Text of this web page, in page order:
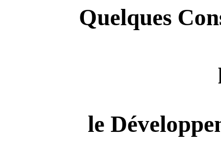
Quelques
le